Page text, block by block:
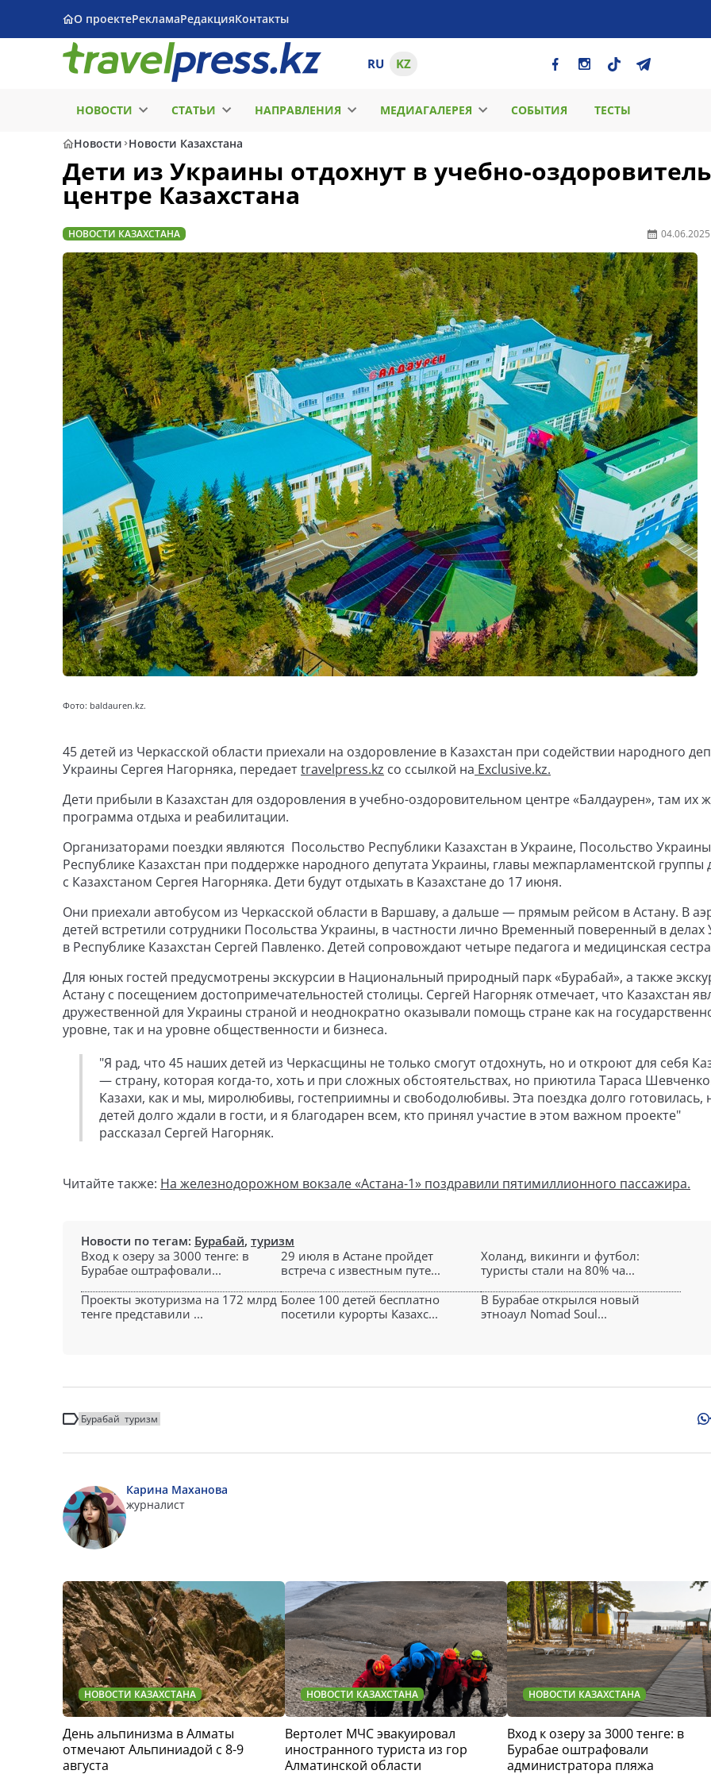
О проектеРекламаРедакцияКонтакты
RU KZ
НОВОСТИ СТАТЬИ НАПРАВЛЕНИЯ МЕДИАГАЛЕРЕЯ СОБЫТИЯ ТЕСТЫ
Новости Новости Казахстана
Дети из Украины отдохнут в учебно-
центре Казахстана
НОВОСТИ КАЗАХСТАНА 04.06.2025
Фото: baldauren.kz.
45 детей из Черкасской области приехали на оздоровление в Казахстан при содействии народного
Украины Сергея Нагорняка, передаетtravelpress.kz со ссылкой на Exclusive.kz.
Дети прибыли в Казахстан для оздоровления в учебно-оздоровительном центре «Балдаурен», там их
программа отдыха и реабилитации.
Организаторами поездки являются Посольство Республики Казахстан в Украине, Посольство
Республике Казахстан при поддержке народного депутата Украины, главы межпарламентской группы
с Казахстаном Сергея Нагорняка. Дети будут отдыхать в Казахстане до 17 июня.
Они приехали автобусом из Черкасской области в Варшаву, а дальше — прямым рейсом в Астану. В
детей встретили сотрудники Посольства Украины, в частности лично Временный поверенный в делах
в Республике Казахстан Сергей Павленко. Детей сопровождают четыре педагога и медицинская
Для юных гостей предусмотрены экскурсии в Национальный природный парк «Бурабай», а также
Астану с посещением достопримечательностей столицы. Сергей Нагорняк отмечает, что Казахстан
дружественной для Украины страной и неоднократно оказывали помощь стране как на
уровне, так и на уровне общественности и бизнеса.
"Я рад, что 45 наших детей из Черкасщины не только смогут отдохнуть, но и откроют для себя
— страну, которая когда-то, хоть и при сложных обстоятельствах, но приютила Тараса
Казахи, как и мы, миролюбивы, гостеприимны и свободолюбивы. Эта поездка долго готовилась,
детей долго ждали в гости, и я благодарен всем, кто принял участие в этом важном проекте"
рассказал Сергей Нагорняк.
Читайте также: На железнодорожном вокзале «Астана-1» поздравили пятимиллионного пассажира.
Новости по тегам: Бурабай, туризм
Вход к озеру за 3000 тенге: в
Бурабае оштрафовали...
29 июля в Астане пройдет
встреча с известным путе...
Холанд, викинги и футбол:
туристы стали на 80% ча...
Проекты экотуризма на 172 млрд
тенге представили ...
Более 100 детей бесплатно
посетили курорты Казахс...
В Бурабае открылся новый
этноаул Nomad Soul...
Бурабай туризм
Карина Маханова
журналист
НОВОСТИ КАЗАХСТАНА
День альпинизма в Алматы
отмечают Альпиниадой с 8-9
августа
НОВОСТИ КАЗАХСТАНА
Вертолет МЧС эвакуировал
иностранного туриста из гор
Алматинской области
НОВОСТИ КАЗАХСТАНА
Вход к озеру за 3000 тенге: в
Бурабае оштрафовали
администратора пляжа